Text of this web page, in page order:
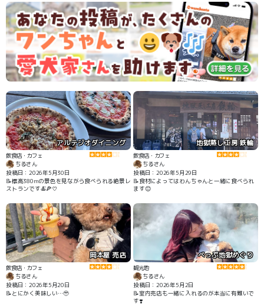
アルテジオダイニング
飲食店・カフェ
ちるさん
投稿日：2026年5月30日
📝標高380mの景色を見ながら食べられる絶景レ
ストランです🍝🍕♡
地獄蒸し工房 鉄輪
飲食店・カフェ
ちるさん
投稿日：2026年5月29日
📝食材によってはわんちゃんと一緒に食べられ
ます😊
岡本屋 売店
飲食店・カフェ
ちるさん
投稿日：2026年5月20日
📝とにかく美味しい…🥹‪
べっぷ地獄めぐり
観光地
ちるさん
投稿日：2026年5月2日
📝室内売店も一緒に入れるのが本当に有難いで
す❣️